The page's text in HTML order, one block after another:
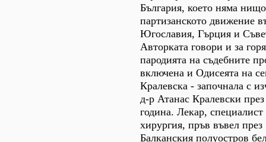
България, което няма
партизанското движение
Югославия, Гърция и
Авторката говори и за
пародията на съдебните
включена и Одисеята на
Кралевска - започнала с
д-р Атанас Кралевски
година. Лекар,
хирургия, пръв въвел през
Балканския полуостров